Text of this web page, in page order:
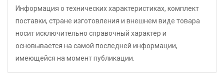
Информация о технических характеристиках, комплект
поставки, стране изготовления и внешнем виде товара
носит исключительно справочный характер и
основывается на самой последней информации,
имеющейся на момент публикации.